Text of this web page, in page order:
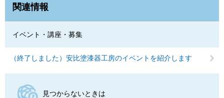
関連情報
イベント・講座・募集
（終了しました）安比塗漆器工房のイベントを紹介します
見つからないときは